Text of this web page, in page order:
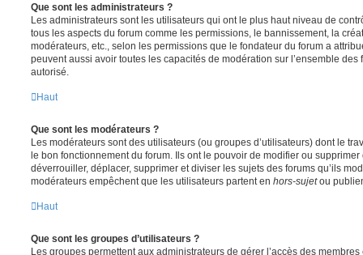
Que sont les administrateurs ?
Les administrateurs sont les utilisateurs qui ont le plus haut niveau de
tous les aspects du forum comme les permissions, le bannissement, la
modérateurs, etc., selon les permissions que le fondateur du forum a
peuvent aussi avoir toutes les capacités de modération sur l’ensemble
autorisé.
Haut
Que sont les modérateurs ?
Les modérateurs sont des utilisateurs (ou groupes d’utilisateurs) dont le
le bon fonctionnement du forum. Ils ont le pouvoir de modifier ou
déverrouiller, déplacer, supprimer et diviser les sujets des forums qu’ils
modérateurs empêchent que les utilisateurs partent en hors-sujetou
Haut
Que sont les groupes d’utilisateurs ?
Les groupes permettent aux administrateurs de gérer l’accès des